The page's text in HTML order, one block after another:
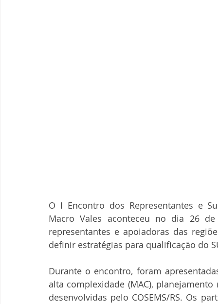
O I Encontro dos Representantes e
Macro Vales aconteceu no dia 26
representantes e apoiadoras das
definir estratégias para qualificação do
Durante o encontro, foram
alta complexidade (MAC),
desenvolvidas pelo COSEMS/RS. Os